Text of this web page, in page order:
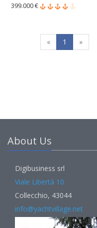
399.000 €
« 1 »
About Us
Digibusiness srl
Viale Libertà 10
Collecchio, 43044
info@yachtvillage.net